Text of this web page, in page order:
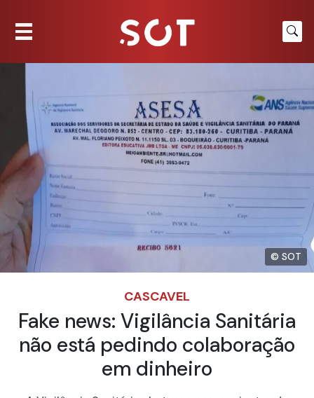
© SOT
CASCAVEL
Fake news: Vigilância Sanitária
não está pedindo colaboração
em dinheiro